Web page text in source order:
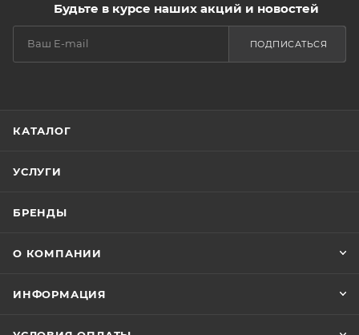
Будьте в курсе наших акций и новостей
ПОДПИСАТЬСЯ
КАТАЛОГ
УСЛУГИ
БРЕНДЫ
О КОМПАНИИ
ИНФОРМАЦИЯ